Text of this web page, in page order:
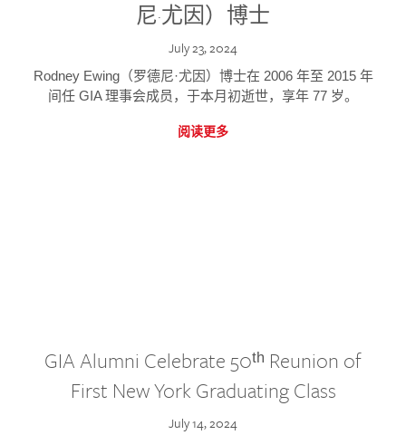
尼·尤因）博士
July 23, 2024
Rodney Ewing（罗德尼·尤因）博士在 2006 年至 2015 年
间任 GIA 理事会成员，于本月初逝世，享年 77 岁。
阅读更多
GIA Alumni Celebrate 50ᵗʰ Reunion of
First New York Graduating Class
July 14, 2024